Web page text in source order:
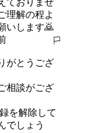
ておりませ
理解の程よ
いします🙇
がとうござ
相談がござ
を解除して
でしょう